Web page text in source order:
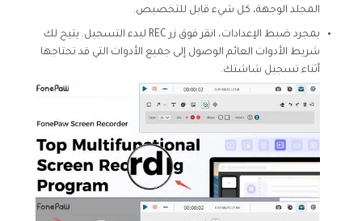
المجلد الوجهة، كل شيء قابل للتخصيص.
بمجرد ضبط الإعدادات، انقر فوق زر REC لبدء التسجيل. يتيح لك
شريط الأدوات العائم الوصول إلى جميع الأدوات التي قد تحتاجها
أثناء تسجيل شاشتك.